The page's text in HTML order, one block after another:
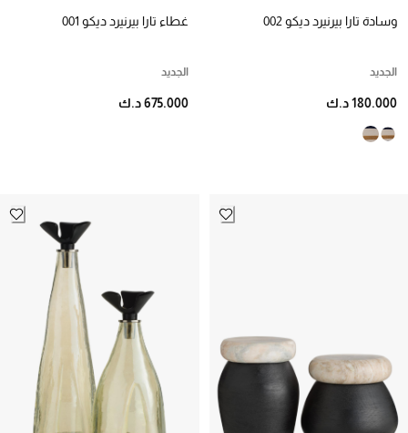
وسادة تارا بيرنيرد ديكو 002
الجديد
180.000 د.ك
غطاء تارا بيرنيرد ديكو 001
الجديد
675.000 د.ك